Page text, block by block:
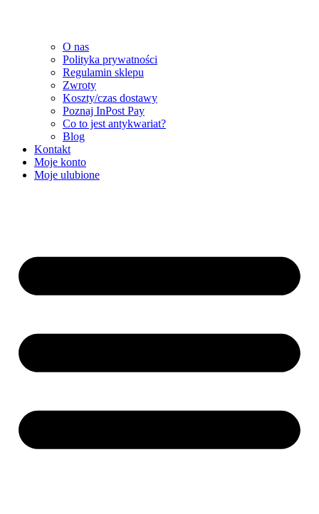
O nas
Polityka prywatności
Regulamin sklepu
Zwroty
Koszty/czas dostawy
Poznaj InPost Pay
Co to jest antykwariat?
Blog
Kontakt
Moje konto
Moje ulubione